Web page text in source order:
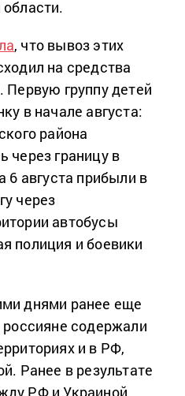
, что вывоз этих
на средства
Первую группу детей
в начале августа:
района
через границу в
6 августа прибыли в
через
автобусы
полиция и боевики
днями ранее еще
содержали
и в РФ,
Ранее в результате
РФ и Украиной